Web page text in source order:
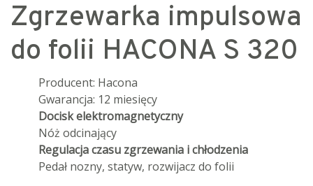
Zgrzewarka impulsowa
do folii HACONA S 320
Producent: Hacona
Gwarancja: 12 miesięcy
Docisk elektromagnetyczny
Nóż odcinający
Regulacja czasu zgrzewania i chłodzenia
Pedał nozny, statyw, rozwijacz do folii